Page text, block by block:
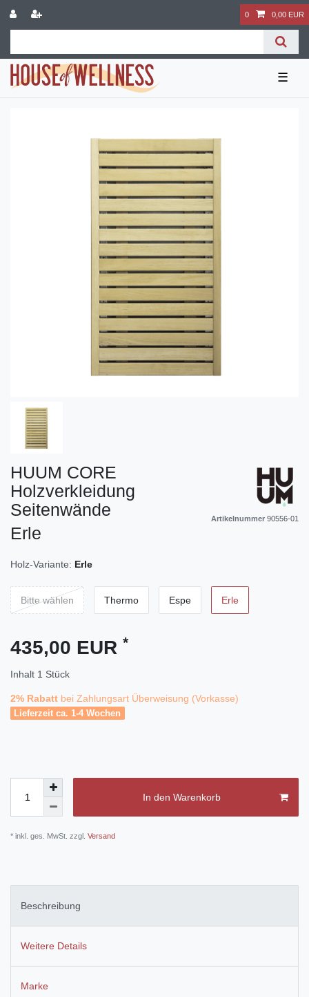
0 0,00 EUR
☰
HUUM CORE
Holzverkleidung
Seitenwände
Erle
Artikelnummer 90556-01
Holz-Variante: Erle
Bitte wählen Thermo Espe Erle
435,00 EUR *
Inhalt 1 Stück
2% Rabatt bei Zahlungsart Überweisung (Vorkasse)
Lieferzeit ca. 1-4 Wochen
In den Warenkorb
* inkl. ges. MwSt. zzgl. Versand
Beschreibung
Weitere Details
Marke